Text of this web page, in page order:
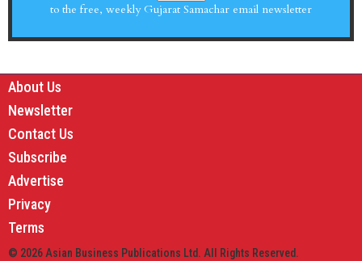
to the free, weekly Gujarat Samachar email newsletter
About Us
Newsletter
Contact Us
Subscribe
Advertise
Privacy
Terms
© 2026 Asian Business Publications Ltd. All Rights Reserved.